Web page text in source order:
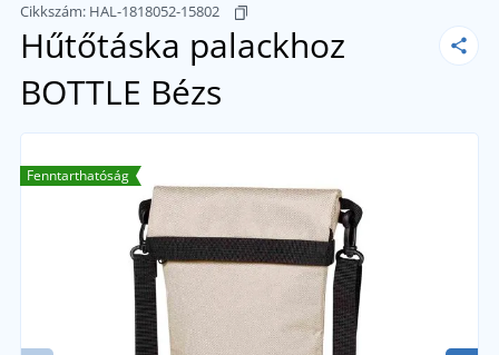
Cikkszám: HAL-1818052-15802
Hűtőtáska palackhoz
BOTTLE Bézs
Fenntarthatóság